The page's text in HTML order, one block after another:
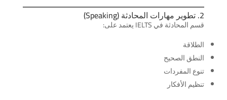
2. تطوير مهارات المحادثة (Speaking)
قسم المحادثة في IELTS يعتمد على:
الطلاقة
النطق الصحيح
تنوع المفردات
تنظيم الأفكار